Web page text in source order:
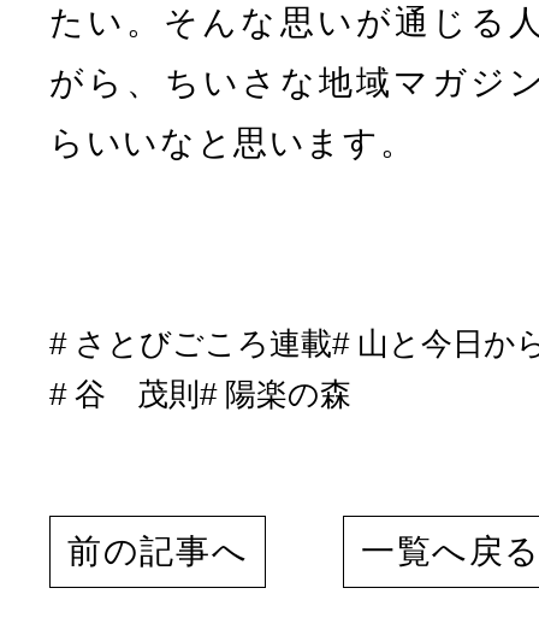
たい。そんな思いが通じる
がら、ちいさな地域マガジ
らいいなと思います。
さとびごころ連載 山と今日か
谷 茂則 陽楽の森
前の記事へ 一覧へ戻